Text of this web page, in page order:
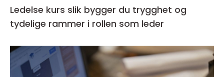
Ledelse kurs slik bygger du trygghet og
tydelige rammer i rollen som leder